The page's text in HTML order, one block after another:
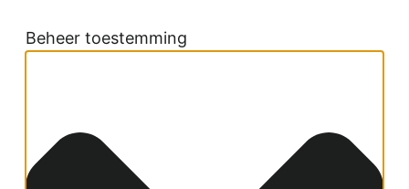
Beheer toestemming